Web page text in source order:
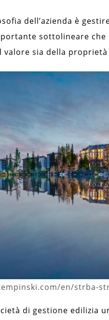
dell’azienda è
sottolineare
valore sia della
en/strba-
di gestione edilizia